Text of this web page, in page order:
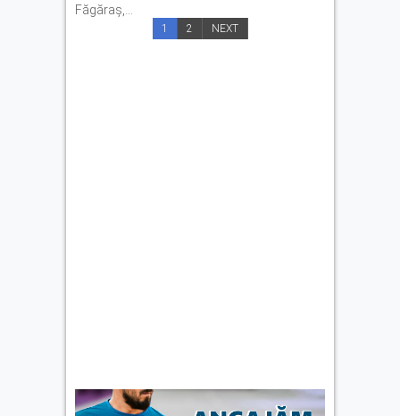
Făgăraș,...
1 2 NEXT